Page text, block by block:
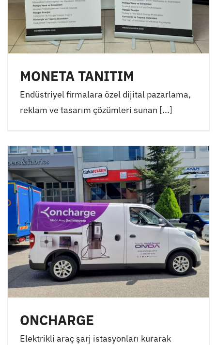
MONETA TANITIM
Endüstriyel firmalara özel dijital pazarlama,
reklam ve tasarım çözümleri sunan [...]
ONCHARGE
Elektrikli araç şarj istasyonları kurarak